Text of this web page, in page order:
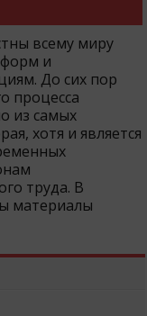
всему миру
и
До сих пор
процесса
из самых
хотя и является
труда. В
материалы